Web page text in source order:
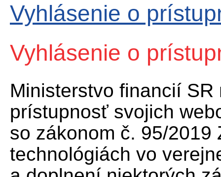
Vyhlásenie o
Vyhlásenie o
Ministerstvo financií
prístupnosť svojich
so zákonom č. 95/2019
technológiách vo